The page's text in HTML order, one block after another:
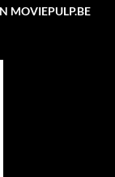
MOVIEPULP.BE